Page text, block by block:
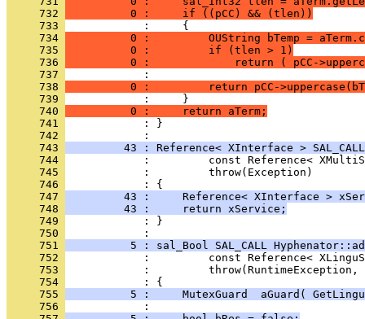
     732
          0 :     if ((pCC) && (tlen))
     733
     734
0 :         OUString bTemp =
     735
          0 :         if (tlen > 1)
     736
0 :             return ( pCC-
     737
     738
0 :         return pCC-
     739
     740
          0 :     return aTerm;
     741
            : }
     742
     743
43 : Reference< XInterface >
     744
     745
     746
     747
43 :     Reference< XInterface >
     748
         43 :     return xService;
     749
            : }
     750
     751
5 : sal_Bool SAL_CALL
     752
     753
     754
     755
5 :     MutexGuard  aGuard(
     756